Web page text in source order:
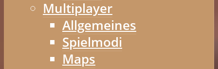
Multiplayer
Allgemeines
Spielmodi
Maps